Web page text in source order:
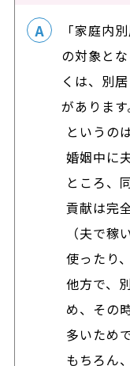
「家庭内
の対象と
くは、別
があります
というの
婚姻中に
ところ、
貢献は完
（夫で
使ったり
他方で、
め、その
多いためで
もちろん